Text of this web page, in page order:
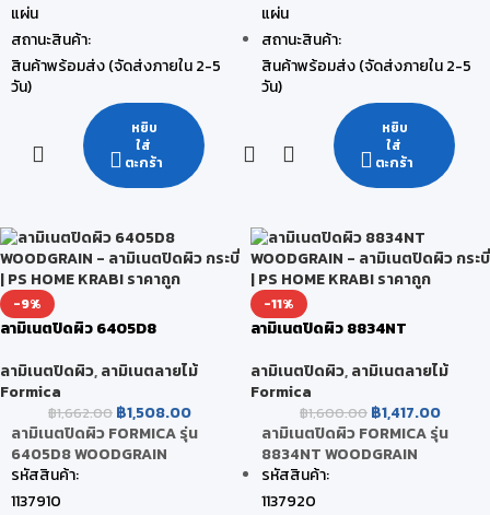
แผ่น
สถานะสินค้า:
สินค้าพร้อมส่ง (จัดส่งภายใน 2-5
วัน)
หยิบ
ใส่
ตะกร้า
แผ่น
สถานะสินค้า:
สินค้าพร้อมส่ง (จัดส่งภายใน 2-5
วัน)
หยิบ
ใส่
ตะกร้า
-9%
ลามิเนตปิดผิว 6405D8
ลามิเนตปิดผิว,ลามิเนตลายไม้
Formica
฿1,662.00 ฿1,508.00
ลามิเนตปิดผิว FORMICA รุ่น
6405D8 WOODGRAIN
รหัสสินค้า:
1137910
-11%
ลามิเนตปิดผิว 8834NT
ลามิเนตปิดผิว,ลามิเนตลายไม้
Formica
฿1,600.00 ฿1,417.00
ลามิเนตปิดผิว FORMICA รุ่น
8834NT WOODGRAIN
รหัสสินค้า:
1137920